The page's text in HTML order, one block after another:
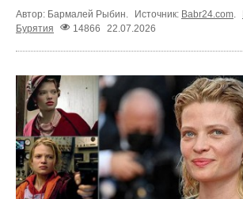
Автор: Бармалей Рыбин. Источник: Babr24.com.
Бурятия
14866 22.07.2026